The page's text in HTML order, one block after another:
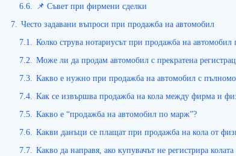
6.6. 📌 Съвет при фирмени сделки
7. Често задавани въпроси при продажба на автомобил
7.1. Колко струва нотариусът при продажба на автомобил
7.2. Може ли да продам автомобил с прекратена
7.3. Какво е нужно при продажба на автомобил с
7.4. Как се извършва продажба на кола между фирма и
7.5. Какво е “продажба на автомобил по марж”?
7.6. Какви данъци се плащат при продажба на кола от
7.7. Какво да направя, ако купувачът не регистрира